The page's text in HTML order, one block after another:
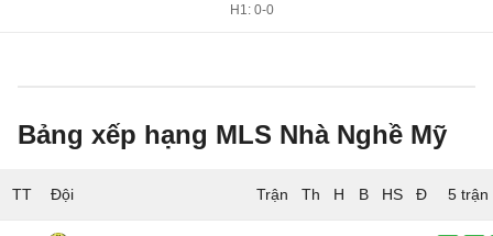
H1: 0-0
Bảng xếp hạng MLS Nhà Nghề Mỹ
TT Đội 5 trận